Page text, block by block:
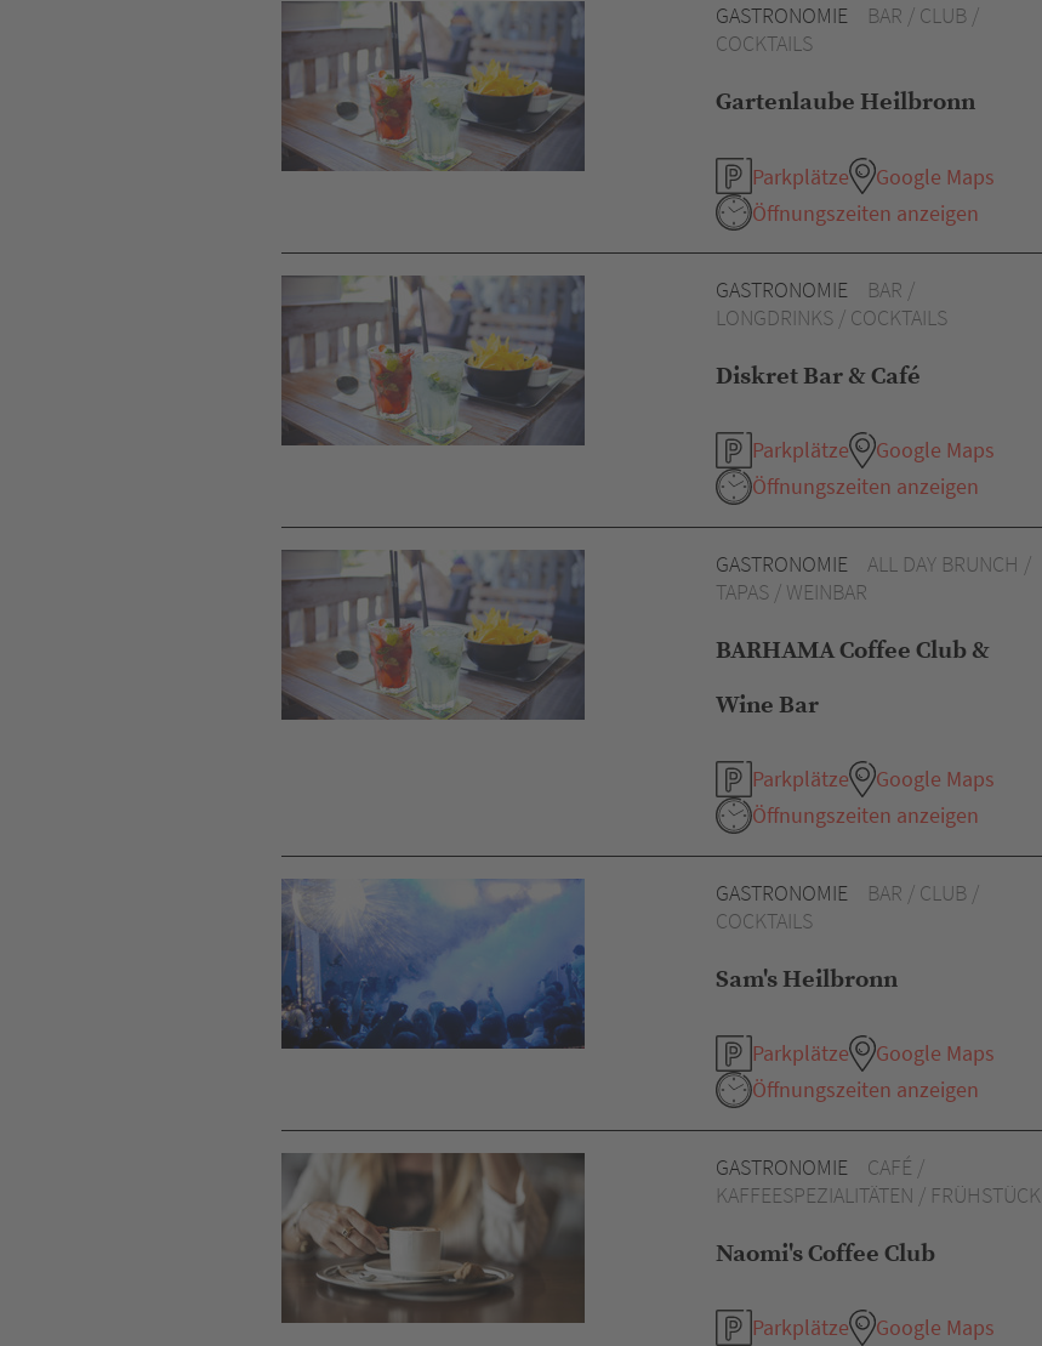
GASTRONOMIE
BAR / CLUB /
COCKTAILS
Gartenlaube Heilbronn
Parkplätze
Google Maps
Öffnungszeiten anzeigen
GASTRONOMIE
BAR /
LONGDRINKS / COCKTAILS
Diskret Bar & Café
Parkplätze
Google Maps
Öffnungszeiten anzeigen
GASTRONOMIE
ALL DAY BRUNCH /
TAPAS / WEINBAR
BARHAMA Coffee Club &
Wine Bar
Parkplätze
Google Maps
Öffnungszeiten anzeigen
GASTRONOMIE
BAR / CLUB /
COCKTAILS
Sam's Heilbronn
Parkplätze
Google Maps
Öffnungszeiten anzeigen
GASTRONOMIE
CAFÉ /
KAFFEESPEZIALITÄTEN / FRÜHSTÜCK
Naomi's Coffee Club
Parkplätze Google Maps